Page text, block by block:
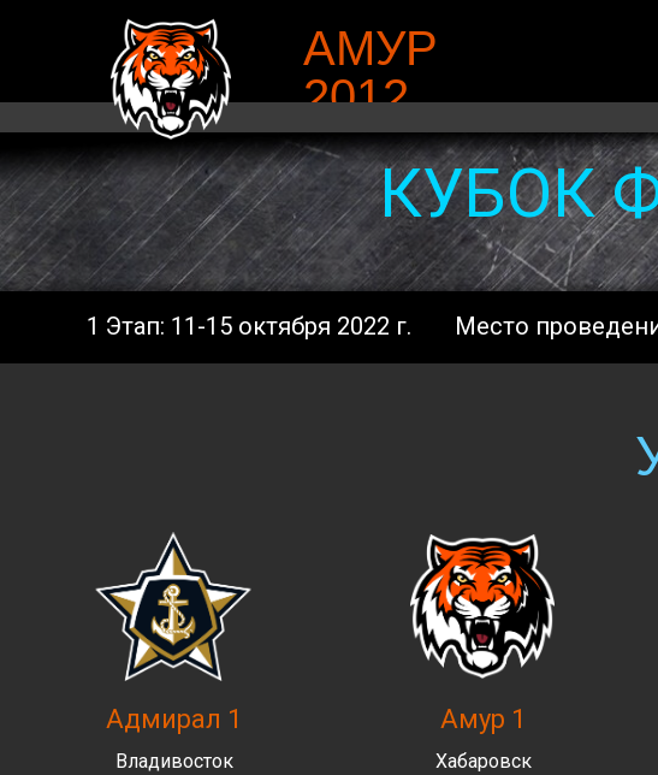
АМУР
2012
КУБОК
1 Этап: 11-15 октября 2022 г. Место
Амур 1
Адмирал 1
Владивосток Хабаровск